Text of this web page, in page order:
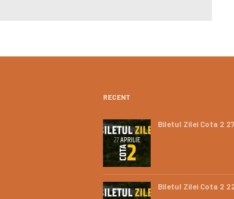
RECENT
Biletul Zilei Cota 2
Biletul Zilei Cota 2